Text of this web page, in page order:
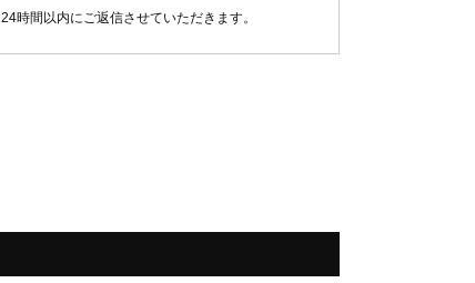
24時間以内にご返信させていただきます。